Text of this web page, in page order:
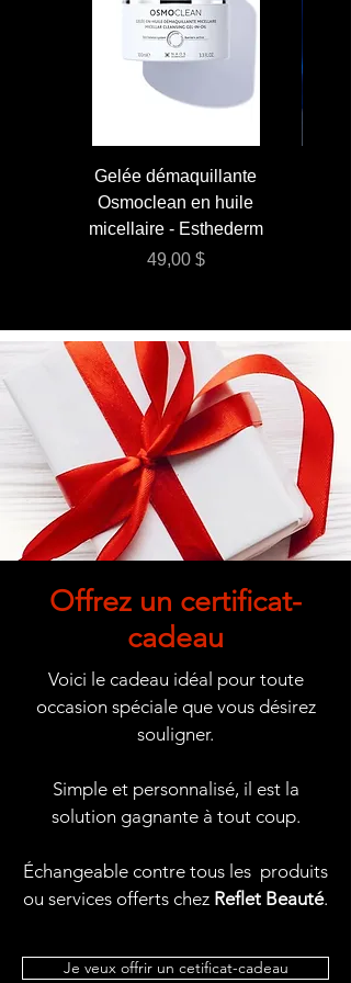
Gelée démaquillante
Osmoclean en huile
micellaire - Esthederm
Prix
49,00 $
Offrez un certificat-
cadeau
Voici le cadeau idéal pour toute
occasion spéciale que vous désirez
souligner.
Simple et personnalisé, il est la
solution gagnante à tout coup.
Échangeable contre tous les produits
ou services offerts chez Reflet Beauté.
Je veux offrir un cetificat-cadeau